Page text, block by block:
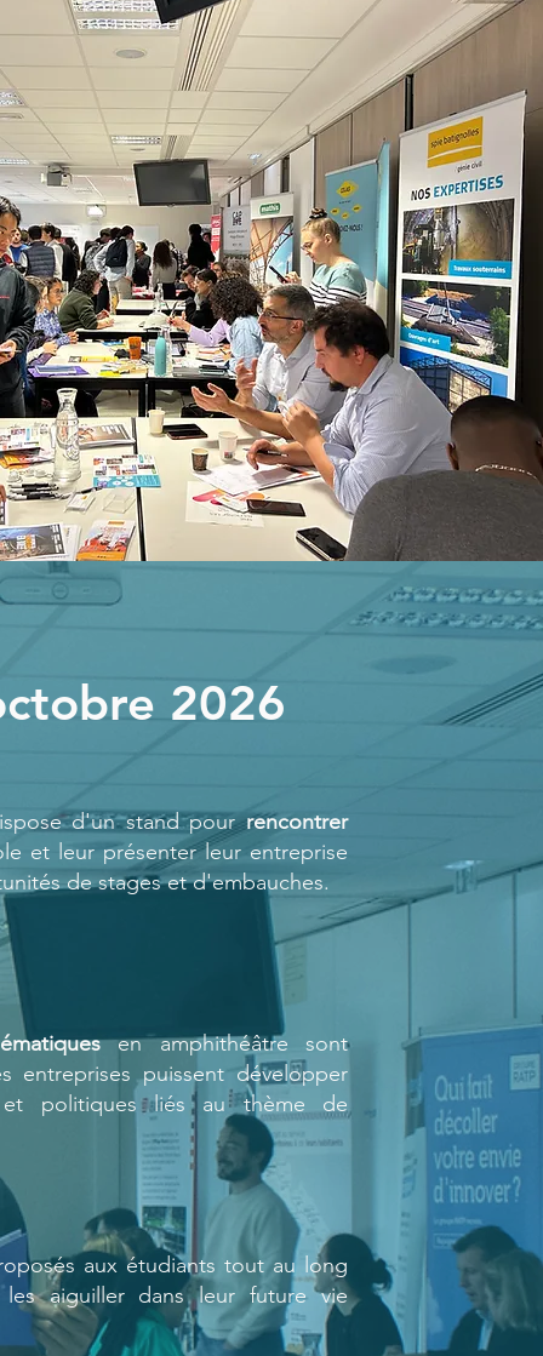
2026
d'un stand pourrencontrer
et leur présenter leur entreprise
de stages et d'embauches.
en amphithéâtre sont
entreprises puissent développer
et politiques liés au thème de
aux étudiants tout au long
aiguiller dans leur future vie